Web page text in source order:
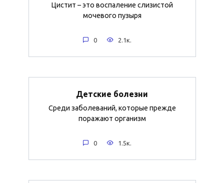
Цистит – это воспаление слизистой
мочевого пузыря
0 2.1к.
Детские болезни
Среди заболеваний, которые прежде
поражают организм
0 1.5к.